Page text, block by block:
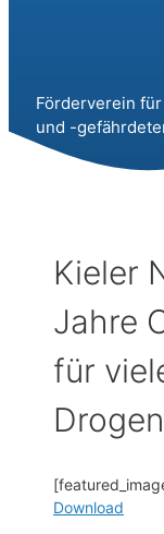
Förderverein
und -
Kieler
Jahre
für
Download